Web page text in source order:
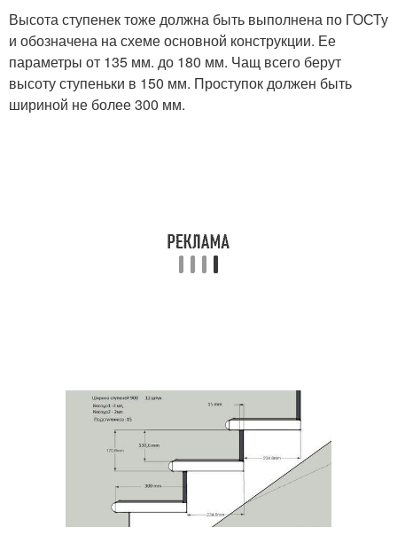
Высота ступенек тоже должна быть выполнена по ГОСТу
и обозначена на схеме основной конструкции. Ее
параметры от 135 мм. до 180 мм. Чащ всего берут
высоту ступеньки в 150 мм. Проступок должен быть
шириной не более 300 мм.